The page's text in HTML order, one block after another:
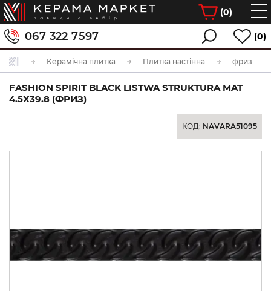
(0)
067 322 7597 (0)
Керамічна плитка Плитка настінна фриз
FASHION SPIRIT BLACK LISTWA STRUKTURA MAT
4.5Х39.8 (ФРИЗ)
КОД: NAVARA51095